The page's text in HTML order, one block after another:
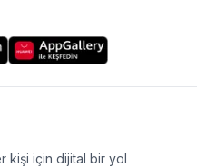
kişi için dijital bir yol